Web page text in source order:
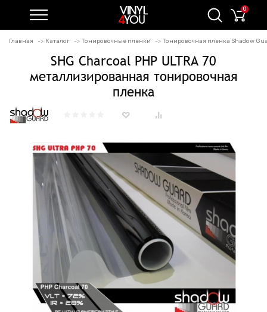
0
Главная Каталог Тонировочные пленки Тонировочная пленка Shadow
SHG Charcoal PHP ULTRA 70
металлизированная тонировочная
пленка